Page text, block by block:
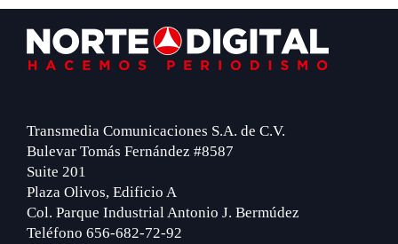
Footer
Transmedia Comunicaciones S.A. de C.V.
Bulevar Tomás Fernández #8587
Suite 201
Plaza Olivos, Edificio A
Col. Parque Industrial Antonio J. Bermúdez
Teléfono 656-682-72-92